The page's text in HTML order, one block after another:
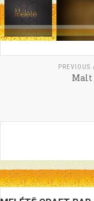
PREVIOUS
Malt